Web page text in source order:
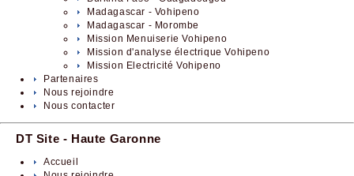
Madagascar - Vohipeno
Madagascar - Morombe
Mission Menuiserie Vohipeno
Mission d'analyse électrique Vohipeno
Mission Electricité Vohipeno
Partenaires
Nous rejoindre
Nous contacter
DT Site - Haute Garonne
Accueil